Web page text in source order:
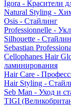
Igora - Красители
Natural Styling -
Osis - Стайлинг
Professionnelle -
Silhouette -
Sebastian
Cellophanes Hair
ламинирования
Hair Care -
Hair Styling -
Seb Man - Уход и
TIGI